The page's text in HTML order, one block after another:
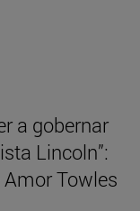
a gobernar
Lincoln”:
Towles